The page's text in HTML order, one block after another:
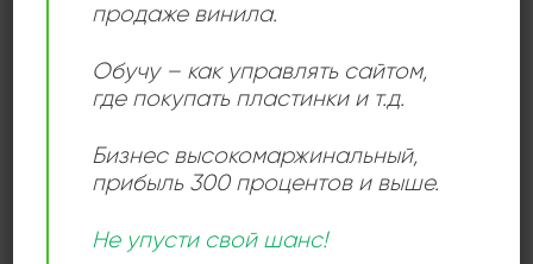
Пластиночка
Продано
Add to
wishlist
продаже винила.
Обучу – как управлять сайтом,
где покупать пластинки и т.д.
Бизнес высокомаржинальный,
прибыль 300 процентов и выше.
Не упусти свой шанс!